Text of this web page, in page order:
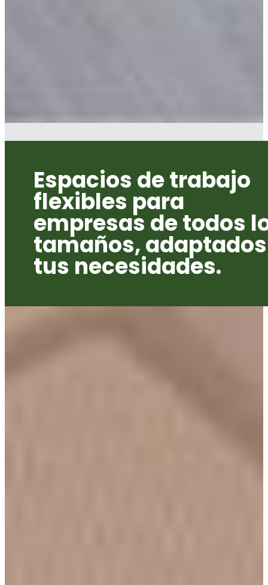
Espacios de trabajo
flexibles para
empresas de todos
tamaños,
tus necesidades.